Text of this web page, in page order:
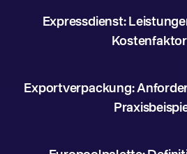
Expressdienst:
Exportverpackung: